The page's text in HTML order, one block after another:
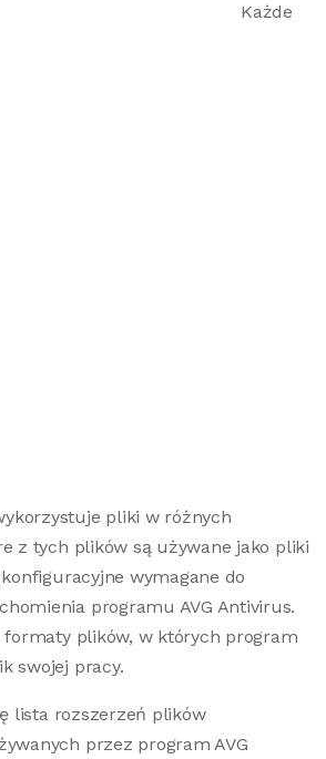
Każde
pliki w różnych
z tych plików są używane jako pliki
wymagane do
programu AVG Antivirus.
formaty plików, w których program
swojej pracy.
lista rozszerzeń plików
przez program AVG